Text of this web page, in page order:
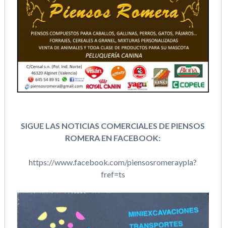
SIGUE LAS NOTICIAS COMERCIALES DE PIENSOS
ROMERA EN FACEBOOK:
https://www.facebook.com/piensosromeraypla?
fref=ts